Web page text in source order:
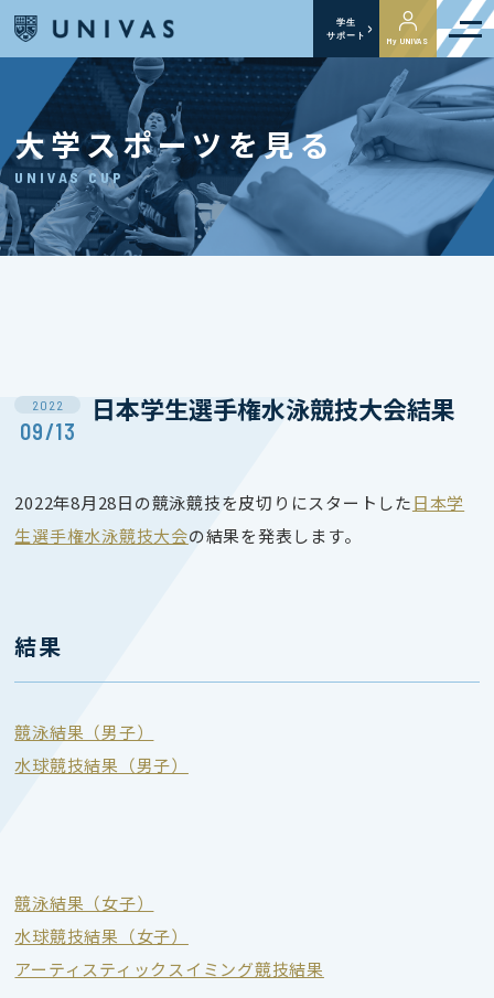
学生
サポート
My UNIVAS
大学スポーツを見る
UNIVAS CUP
2022
09/13
日本学生選手権水泳競技大会結果
2022年8月28日の競泳競技を皮切りにスタートした日本学
生選手権水泳競技大会の結果を発表します。
結果
競泳結果（男子）
水球競技結果（男子）
競泳結果（女子）
水球競技結果（女子）
アーティスティックスイミング競技結果